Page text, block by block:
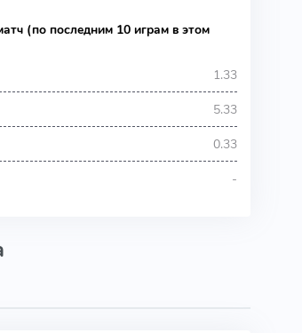
(по последним 10 играм в этом
1.33
5.33
0.33
-